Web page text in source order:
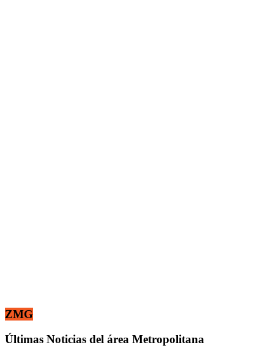
ZMG
Últimas Noticias del área Metropolitana